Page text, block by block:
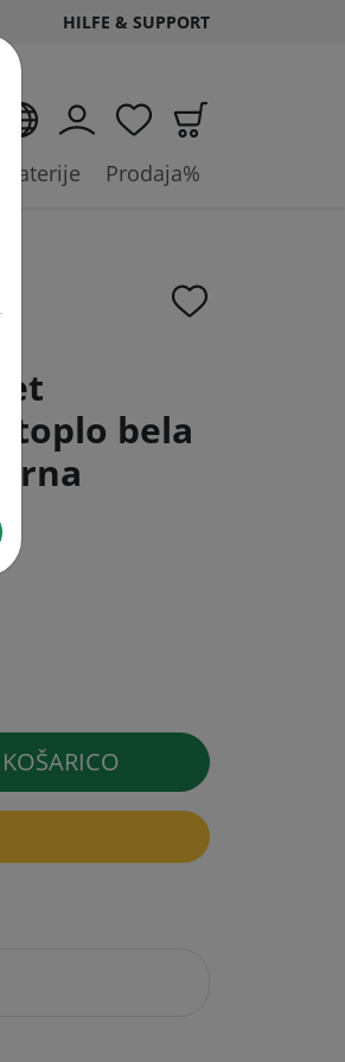
HILFE & SUPPORT
Prodaja%
toplo bela
Essenziell
Statstik & Marketing